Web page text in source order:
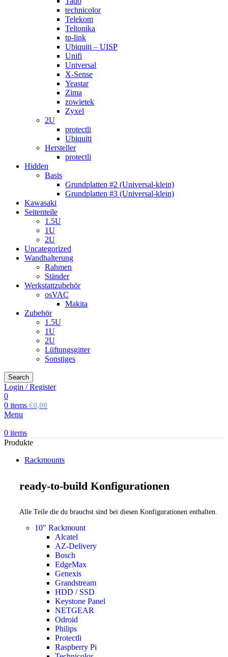
technicolor
Telekom
Teltonika
tp-link
Ubiquiti – UISP
Unifi
Universal
X-Sense
Yeastar
Zima
zowietek
Zyxel
2U
protectli
Ubiquiti
Hersteller
protectli
Hidden
Basis
Grundplatten #2 (Universal-klein)
Grundplatten #3 (Universal-klein)
Kawasaki
Seitenteile
1.5U
1U
2U
Uncategorized
Wandhalterung
Rahmen
Ständer
Werkstattzubehör
osVAC
Makita
Zubehör
1.5U
1U
2U
Lüftungsgitter
Sonstiges
Search
Login / Register
0
0 items €0,00
Menu
0 items
Produkte
Rackmounts
ready-to-build Konfigurationen
Alle Teile die du brauchst sind bei diesen Konfigurationen enthalten.
10" Rackmount
Alcatel
AZ-Delivery
Bosch
EdgeMax
Genexis
Grandstream
HDD / SSD
Keystone Panel
NETGEAR
Odroid
Philips
Protectli
Raspberry Pi